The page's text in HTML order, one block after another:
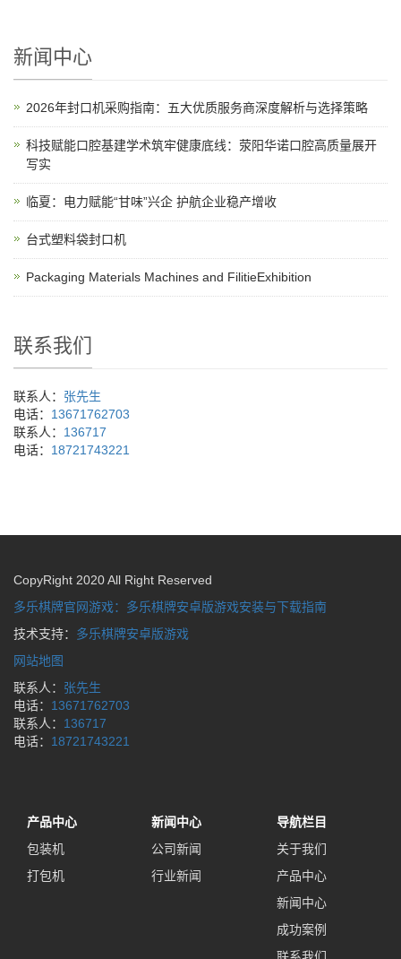
新闻中心
2026年封口机采购指南：五大优质服务商深度解析与选择策略
科技赋能口腔基建学术筑牢健康底线：荥阳华诺口腔高质量展开
写实
临夏：电力赋能“甘味”兴企 护航企业稳产增收
台式塑料袋封口机
Packaging Materials Machines and FilitieExhibition
联系我们
联系人： 张先生
电话： 13671762703
联系人： 136717
电话： 18721743221
CopyRight 2020 All Right Reserved
多乐棋牌官网游戏：多乐棋牌安卓版游戏安装与下载指南
技术支持： 多乐棋牌安卓版游戏
网站地图
联系人： 张先生
电话： 13671762703
联系人： 136717
电话： 18721743221
产品中心
包装机
打包机
新闻中心
公司新闻
行业新闻
导航栏目
关于我们
产品中心
新闻中心
成功案例